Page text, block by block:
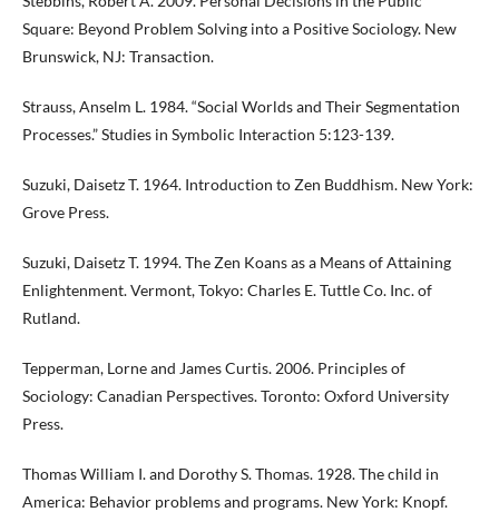
Square: Beyond Problem Solving into a Positive Sociology. New
Brunswick, NJ: Transaction.
Strauss, Anselm L. 1984. “Social Worlds and Their Segmentation
Processes.” Studies in Symbolic Interaction 5:123-139.
Suzuki, Daisetz T. 1964. Introduction to Zen Buddhism. New York:
Grove Press.
Suzuki, Daisetz T. 1994. The Zen Koans as a Means of Attaining
Enlightenment. Vermont, Tokyo: Charles E. Tuttle Co. Inc. of
Rutland.
Tepperman, Lorne and James Curtis. 2006. Principles of
Sociology: Canadian Perspectives. Toronto: Oxford University
Press.
Thomas William I. and Dorothy S. Thomas. 1928. The child in
America: Behavior problems and programs. New York: Knopf.